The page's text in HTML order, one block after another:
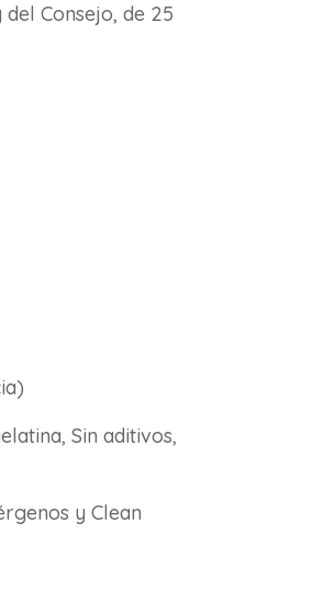
Consejo, de 25
Sin aditivos,
y Clean